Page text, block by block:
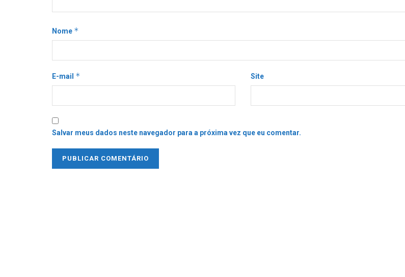
Nome *
E-mail * Site
Salvar meus dados neste navegador para a próxima vez que eu comentar.